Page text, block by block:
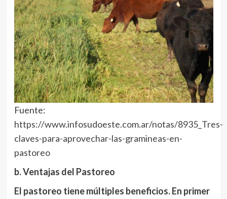
Fuente:
https://www.infosudoeste.com.ar/notas/8935_Tres-
claves-para-aprovechar-las-gramineas-en-
pastoreo
b. Ventajas del Pastoreo
El pastoreo tiene múltiples beneficios. En primer